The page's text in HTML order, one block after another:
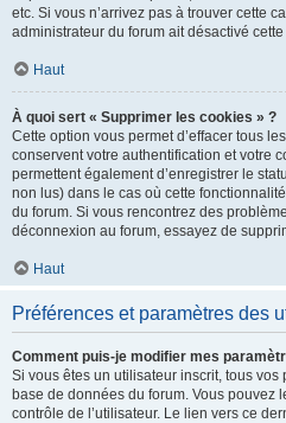
etc. Si vous n’arrivez pas à trouver cette
administrateur du forum ait désactivé
Haut
À quoi sert « Supprimer les cookies » ?
Cette option vous permet d’effacer tous
conservent votre authentification et votre
permettent également d’enregistrer le
non lus) dans le cas où cette
du forum. Si vous rencontrez des
déconnexion au forum, essayez de
Haut
Préférences et paramètres des
Comment puis-je modifier mes
Si vous êtes un utilisateur inscrit, tous
base de données du forum. Vous pouvez
contrôle de l’utilisateur. Le lien vers ce